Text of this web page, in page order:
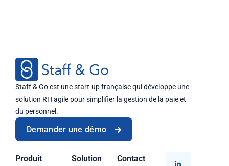
Staff & Go est une start-up française qui développe une
solution RH agile pour simplifier la gestion de la paie et
du personnel.
Demander une démo
Produit Solution Contact